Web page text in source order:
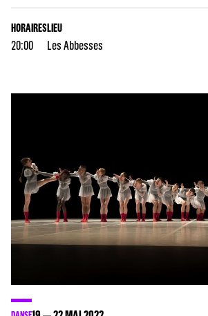
HORAIRES
20:00
LIEU
Les Abbesses